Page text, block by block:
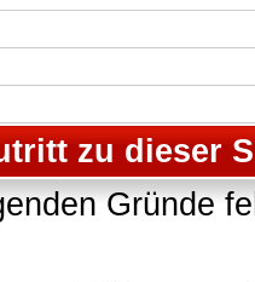
zu dieser
Gründe